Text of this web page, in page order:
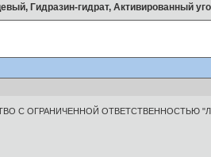
Гидразин-гидрат, Активированный
С ОГРАНИЧЕННОЙ ОТВЕТСТВЕННОСТЬЮ